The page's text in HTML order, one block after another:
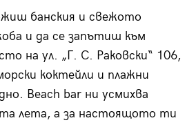
банския и свежото
и да се запътиш към
на ул. „Г. С. Раковски“ 106,
коктейли и плажни
Beach bar ни усмихва
лета, а за настоя­щото ти